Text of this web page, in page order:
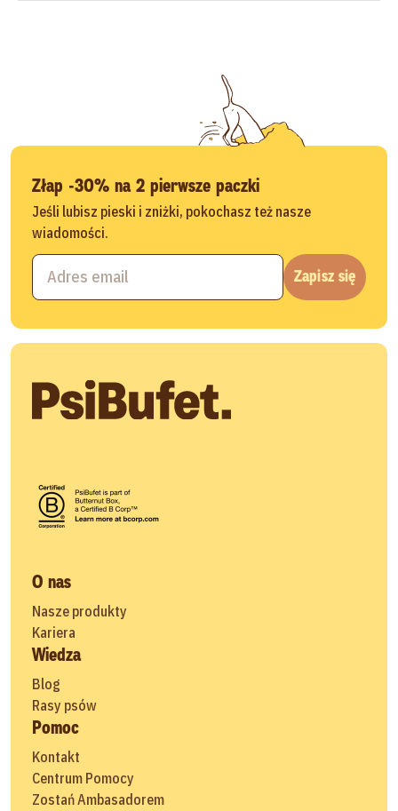
Złap -30% na 2 pierwsze paczki
Jeśli lubisz pieski i zniżki, pokochasz też nasze
wiadomości.
Zapisz się
O nas
Nasze produkty
Kariera
Wiedza
Blog
Rasy psów
Pomoc
Kontakt
Centrum Pomocy
Zostań Ambasadorem